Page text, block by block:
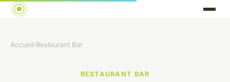
Accueil›Restaurant Bar
RESTAURANT BAR